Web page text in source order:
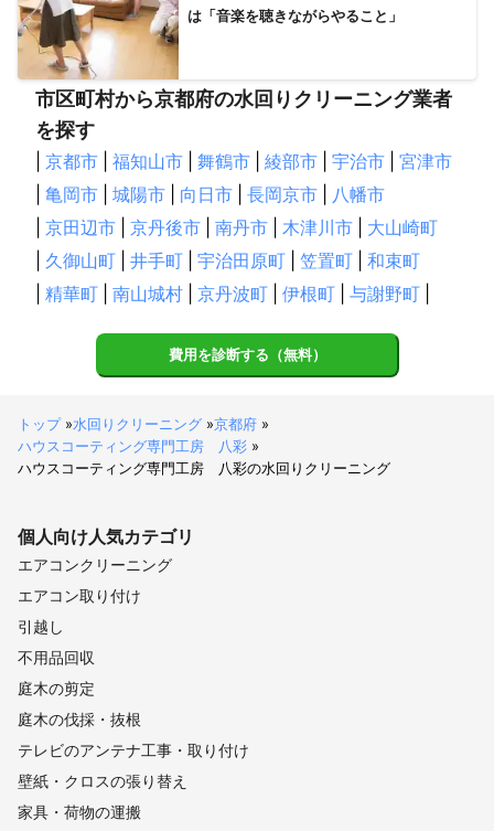
は「音楽を聴きながらやること」
市区町村から京都府の水回りクリーニング業者
を探す
京都市 福知山市 舞鶴市 綾部市 宇治市
宮津市
亀岡市 城陽市 向日市 長岡京市
八幡市
京田辺市 京丹後市 南丹市 木津川市
大山崎町
久御山町 井手町 宇治田原町 笠置町
和束町
精華町 南山城村 京丹波町 伊根町 与謝野町
費用を診断する（無料）
トップ»水回りクリーニング »京都府 »
ハウスコーティング専門工房 八彩 »
ハウスコーティング専門工房 八彩の水回りクリーニング
個人向け人気カテゴリ
エアコンクリーニング
エアコン取り付け
引越し
不用品回収
庭木の剪定
庭木の伐採・抜根
テレビのアンテナ工事・取り付け
壁紙・クロスの張り替え
家具・荷物の運搬